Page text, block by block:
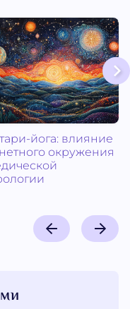
йога: влияние
окружения